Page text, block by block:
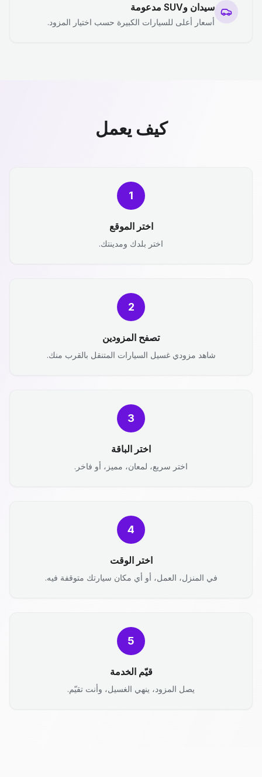
سيدان وSUV مدعومة
أسعار أعلى للسيارات الكبيرة حسب اختيار المزود.
كيف يعمل
1
اختر الموقع
اختر بلدك ومدينتك.
2
تصفح المزودين
شاهد مزودي غسيل السيارات المتنقل بالقرب منك.
3
اختر الباقة
اختر سريع، لمعان، مميز، أو فاخر.
4
اختر الوقت
في المنزل، العمل، أو أي مكان سيارتك متوقفة فيه.
5
قيّم الخدمة
يصل المزود، ينهي الغسيل، وأنت تقيّم.